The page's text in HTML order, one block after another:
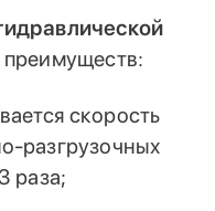
скорость
разгрузочных
раза;